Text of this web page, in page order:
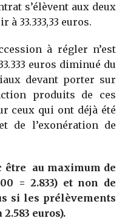
s’élèvent aux deux
à 33.333,33 euros.
à régler n’est
euros diminué du
devant porter sur
produits de ces
ceux qui ont déjà été
de l’exonération de
être au maximum de
= 2.833) et non de
si les prélèvements
euros).